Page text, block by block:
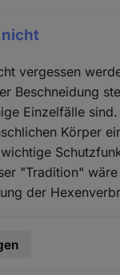
nicht
vergessen
Beschneidung
Einzelfälle
Körper
"Tradition"
der